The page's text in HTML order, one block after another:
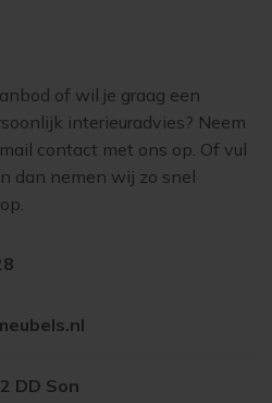
of wil je graag een
interieuradvies? Neem
contact met ons op. Of vul
dan nemen wij zo snel
DD Son